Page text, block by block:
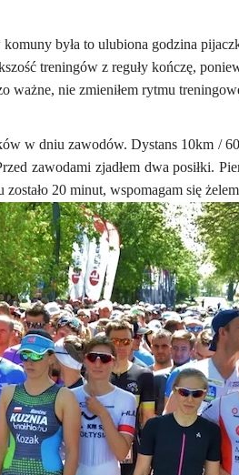
była to ulubiona godzina
treningów z reguły kończę,
ważne, nie zmieniłem rytmu
w dniu zawodów. Dystans 10km /
zawodami zjadłem dwa posiłki.
20 minut, wspomagam się